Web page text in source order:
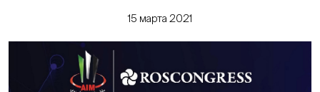
15 марта 2021